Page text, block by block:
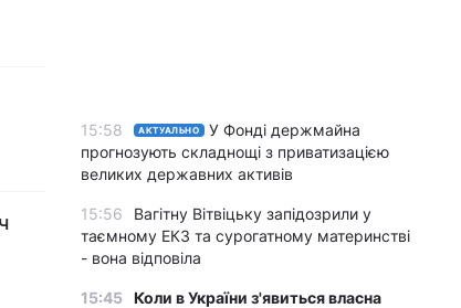
15:58 АКТУАЛЬНО
У Фонді держмайна
прогнозують складнощі з приватизацією
великих державних активів
15:56
Вагітну Вітвіцьку запідозрили у
таємному ЕКЗ та сурогатному материнстві
- вона відповіла
15:45 Коли в України з'явиться власна